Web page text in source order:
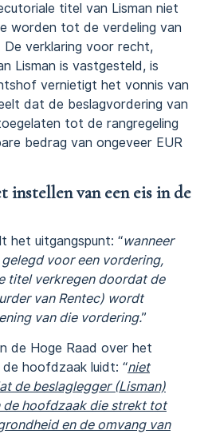
titel van Lisman niet
worden tot de verdeling van
verklaring voor recht,
Lisman is vastgesteld, is
vernietigt het vonnis van
dat de beslagvordering van
tot de rangregeling
bedrag van ongeveer EUR
instellen van een eis in de
het uitgangspunt: “wanneer
voor een vordering,
titel verkregen doordat de
van Rentec) wordt
van die vordering.”
de Hoge Raad over het
hoofdzaak luidt: “niet
de beslaglegger (Lisman)
de hoofdzaak die strekt tot
en de omvang van